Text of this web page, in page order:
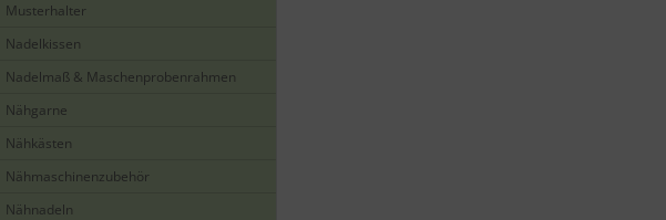
Musterhalter
Nadelkissen
Nadelmaß & Maschenprobenrahmen
Nähgarne
Nähkästen
Nähmaschinenzubehör
Nähnadeln